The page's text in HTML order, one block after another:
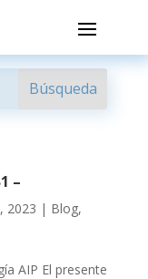
–
2023 | Blog,
AIP El presente